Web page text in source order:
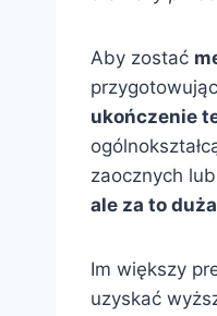
Aby zostać
ukończenie
zaocznych
ale za to
Im większy
uzyskać